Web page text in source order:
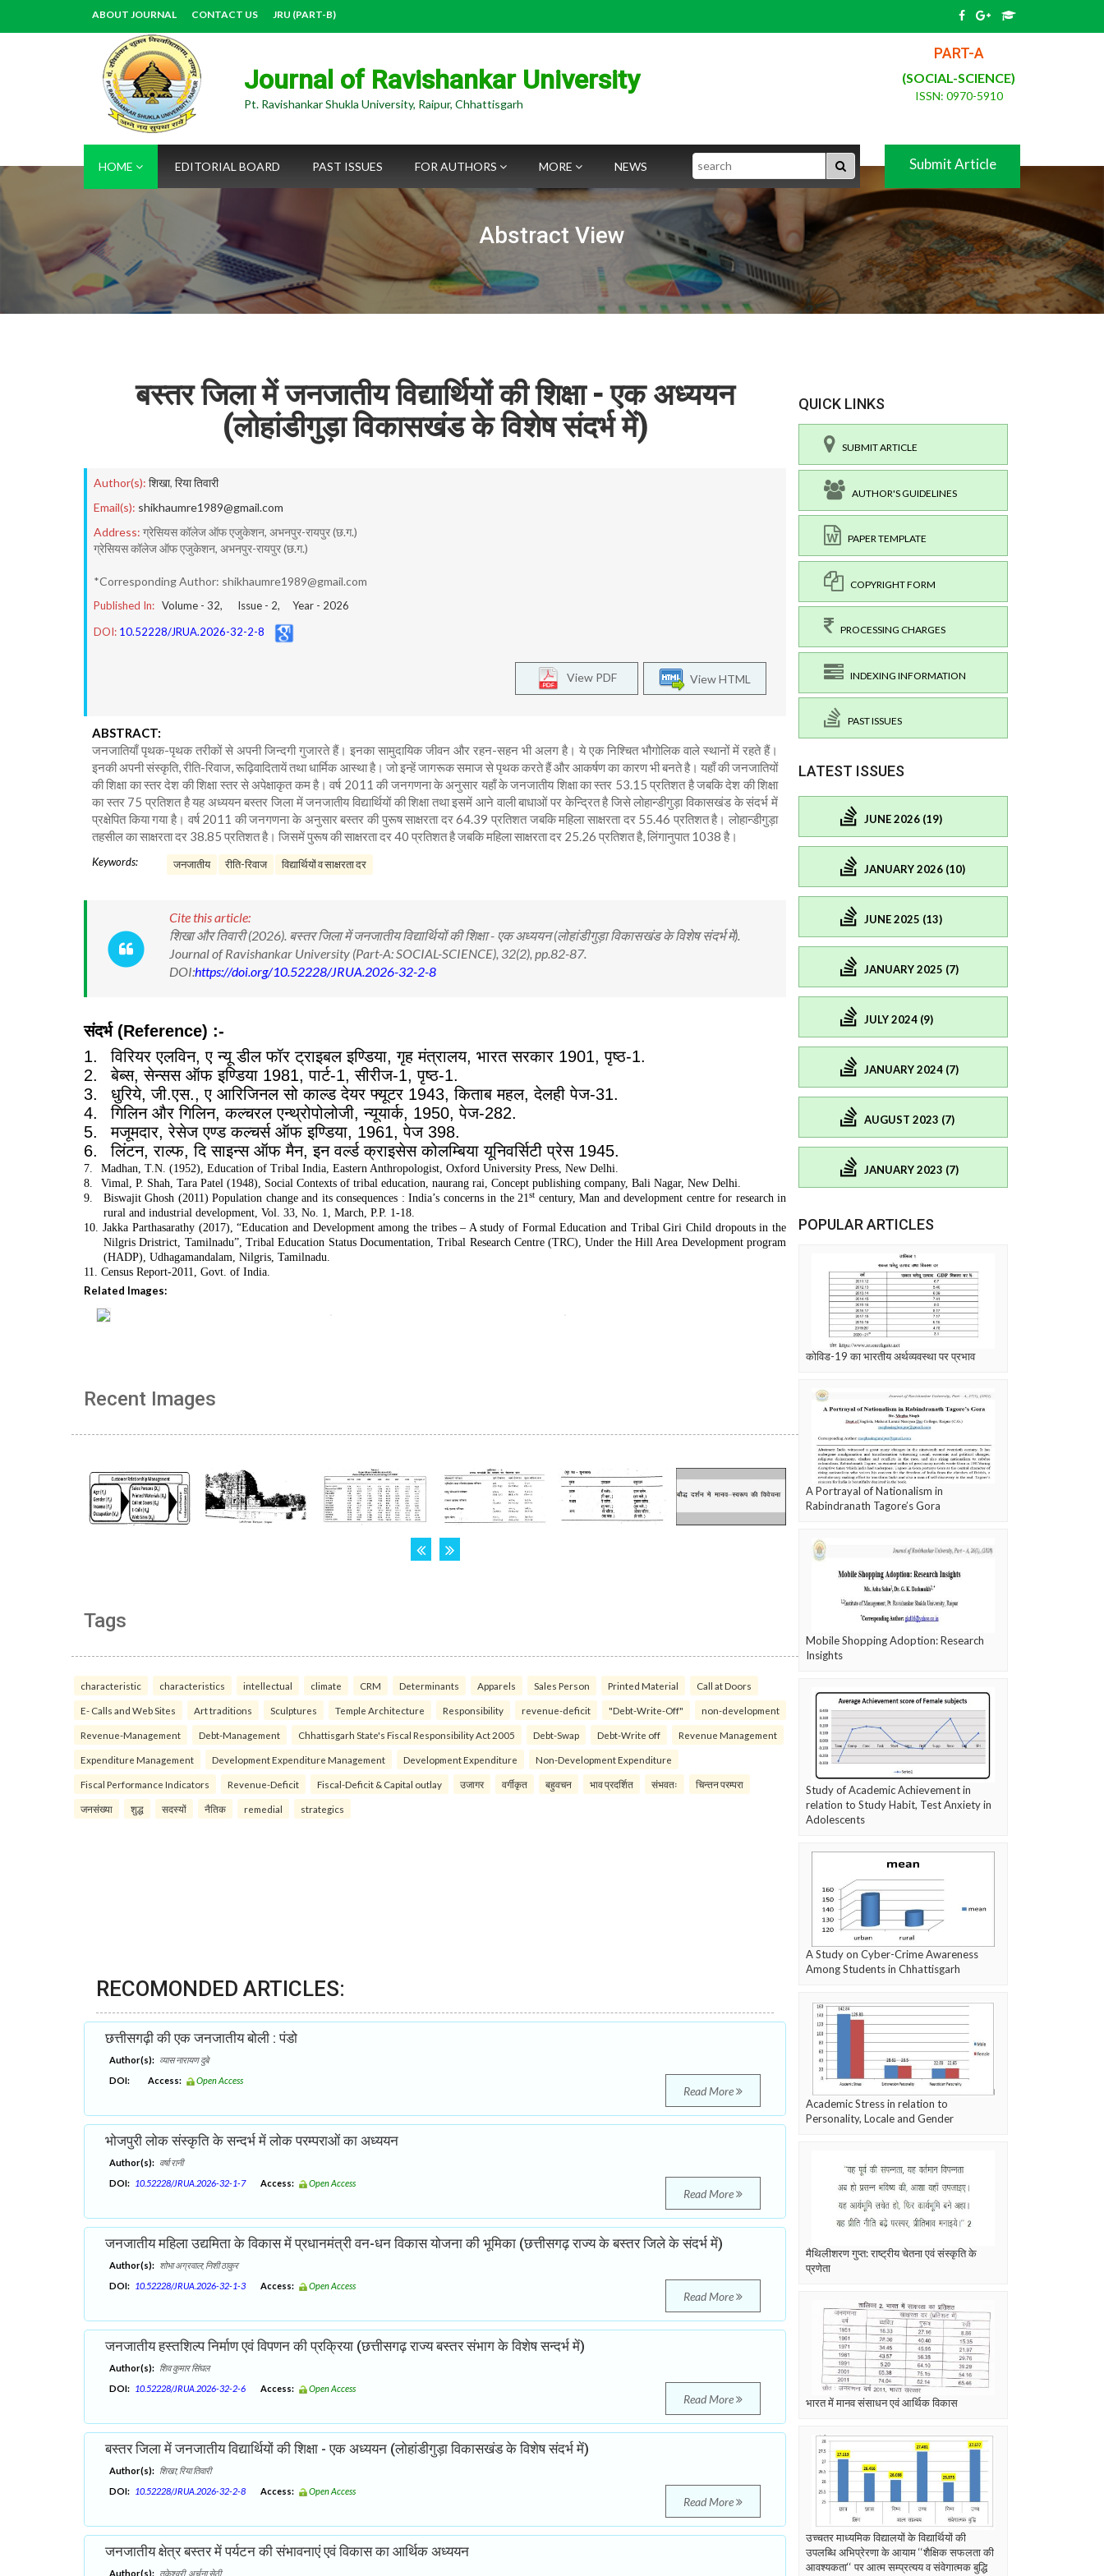
ABOUT JOURNAL CONTACT US JRU (PART-B)
Journal of Ravishankar University
Pt. Ravishankar Shukla University, Raipur, Chhattisgarh
PART-A
(SOCIAL-SCIENCE)
ISSN: 0970-5910
Abstract View
HOME EDITORIAL BOARD PAST ISSUES FOR AUTHORS MORE NEWS Search Submit Article
बस्तर जिला में जनजातीय विद्यार्थियों की शिक्षा - एक अध्ययन
(लोहांडीगुड़ा विकासखंड के विशेष संदर्भ में)
Author(s): शिखा, रिया तिवारी
Email(s): shikhaumre1989@gmail.com
Address: ग्रेसियस कॉलेज ऑफ एजुकेशन, अभनपुर-रायपुर (छ.ग.)
ग्रेसियस कॉलेज ऑफ एजुकेशन, अभनपुर-रायपुर (छ.ग.)
*Corresponding Author: shikhaumre1989@gmail.com
Published In: Volume - 32, Issue - 2, Year - 2026
DOI: 10.52228/JRUA.2026-32-2-8
View HTML
View PDF
ABSTRACT:
जनजातियाँ पृथक-पृथक तरीकों से अपनी जिन्दगी गुजारते हैं। इनका सामुदायिक जीवन और रहन-सहन भी अलग है। ये एक निश्चित भौगोलिक वाले स्थानों में रहते हैं।
इनकी अपनी संस्कृति, रीति-रिवाज, रूढ़िवादितायें तथा धार्मिक आस्था है। जो इन्हें जागरूक समाज से पृथक करते हैं और आकर्षण का कारण भी बनते है। यहाँ की जनजातियों
की शिक्षा का स्तर देश की शिक्षा स्तर से अपेक्षाकृत कम है। वर्ष 2011 की जनगणना के अनुसार यहाँ के जनजातीय शिक्षा का स्तर 53.15 प्रतिशत है जबकि देश की शिक्षा
का स्तर 75 प्रतिशत है यह अध्ययन बस्तर जिला में जनजातीय विद्यार्थियों की शिक्षा तथा इसमें आने वाली बाधाओं पर केन्द्रित है जिसे लोहान्डीगुड़ा विकासखंड के संदर्भ में
प्रक्षेपित किया गया है। वर्ष 2011 की जनगणना के अनुसार बस्तर की पुरूष साक्षरता दर 64.39 प्रतिशत जबकि महिला साक्षरता दर 55.46 प्रतिशत है। लोहान्डीगुड़ा
तहसील का साक्षरता दर 38.85 प्रतिशत है। जिसमें पुरूष की साक्षरता दर 40 प्रतिशत है जबकि महिला साक्षरता दर 25.26 प्रतिशत है, लिंगानुपात 1038 है।
Keywords: जनजातीय रीति-रिवाज विद्यार्थियों व साक्षरता दर
Cite this article:
शिखा और तिवारी (2026). बस्तर जिला में जनजातीय विद्यार्थियों की शिक्षा - एक अध्ययन (लोहांडीगुड़ा विकासखंड के विशेष संदर्भ में).
Journal of Ravishankar University (Part-A: SOCIAL-SCIENCE), 32(2), pp.82-87.
DOI:https://doi.org/10.52228/JRUA.2026-32-2-8
संदर्भ(Reference) :-
1.
विरियर एलविन,ए न्यू डील फॉर ट्राइबल इण्डिया,गृह मंत्रालय, भारत सरकार 1901,पृष्ठ-1.
2.
बेब्स,सेन्सस ऑफ इण्डिया 1981,पार्ट-1,सीरीज-1,पृष्ठ-1.
3.
धुरिये,जी.एस.,ए आरिजिनल सो काल्ड देयर फ्यूटर 1943,किताब महल,देलही पेज-31.
4.
गिलिन और गिलिन,कल्चरल एन्थ्रोपोलोजी,न्यूयार्क, 1950,पेज-282.
5.
मजूमदार,रेसेज एण्ड कल्चर्स ऑफ इण्डिया, 1961,पेज 398.
6.
लिंटन,राल्फ,दि साइन्स ऑफ मैन,इन वर्ल्ड क्राइसेस कोलम्बिया यूनिवर्सिटी प्रेस 1945.
7.
Madhan, T.N. (1952), Education of Tribal India, Eastern Anthropologist, Oxford University Press, New Delhi.
8.
Vimal, P. Shah, Tara Patel (1948), Social Contexts of tribal education, naurang rai, Concept publishing company, Bali Nagar, New Delhi.
9.
Biswajit Ghosh (2011) Population change and its consequences : India’s concerns in the 21st century, Man and development centre for research in
rural and industrial development, Vol. 33, No. 1, March, P.P. 1-18.
10. Jakka Parthasarathy (2017), “Education and Development among the tribes – A study of Formal Education and Tribal Giri Child dropouts in the
Nilgris Dristrict, Tamilnadu”, Tribal Education Status Documentation, Tribal Research Centre (TRC), Under the Hill Area Development program
(HADP), Udhagamandalam, Nilgris, Tamilnadu.
11. Census Report-2011, Govt. of India.
Related Images:
Recent Images
Tags
characteristic characteristics intellectual climate CRM Determinants Apparels Sales Person Printed Material Call at Doors
E- Calls and Web Sites Art traditions Sculptures Temple Architecture Responsibility revenue-deficit "Debt-Write-Off" non-development
Revenue-Management Debt-Management Chhattisgarh State's Fiscal Responsibility Act 2005 Debt-Swap Debt-Write off Revenue Management
Expenditure Management Development Expenditure Management Development Expenditure Non-Development Expenditure
Fiscal Performance Indicators Revenue-Deficit Fiscal-Deficit & Capital outlay उजागर वर्गीकृत बहुवचन भाव प्रदर्शित संभवतः चिन्तन परम्परा
जनसंख्या शुद्ध सदस्यों नैतिक remedial strategics
RECOMONDED ARTICLES:
छत्तीसगढ़ी की एक जनजातीय बोली : पंडो
Author(s): व्यास नारायण दुबे
DOI:
Access: Open Access
Read More
भोजपुरी लोक संस्कृति के सन्दर्भ में लोक परम्पराओं का अध्ययन
Author(s): वर्षा रानी
DOI: 10.52228/JRUA.2026-32-1-7 Access: Open Access
Read More
जनजातीय महिला उद्यमिता के विकास में प्रधानमंत्री वन-धन विकास योजना की भूमिका (छत्तीसगढ़ राज्य के बस्तर जिले के संदर्भ में)
Author(s): शोभा अग्रवाल; निशी ठाकुर
DOI: 10.52228/JRUA.2026-32-1-3 Access: Open Access
Read More
जनजातीय हस्तशिल्प निर्माण एवं विपणन की प्रक्रिया (छत्तीसगढ़ राज्य बस्तर संभाग के विशेष सन्दर्भ में)
Author(s): शिव कुमार सिंघल
DOI: 10.52228/JRUA.2026-32-2-6 Access: Open Access
Read More
बस्तर जिला में जनजातीय विद्यार्थियों की शिक्षा - एक अध्ययन (लोहांडीगुड़ा विकासखंड के विशेष संदर्भ में)
Author(s): शिखा; रिया तिवारी
DOI: 10.52228/JRUA.2026-32-2-8 Access: Open Access
Read More
जनजातीय क्षेत्र बस्तर में पर्यटन की संभावनाएं एवं विकास का आर्थिक अध्ययन
Author(s): तुकेश्वरी, अर्चना सेठी
QUICK LINKS
SUBMIT ARTICLE
AUTHOR'S GUIDELINES
PAPER TEMPLATE
COPYRIGHT FORM
PROCESSING CHARGES
INDEXING INFORMATION
PAST ISSUES
LATEST ISSUES
JUNE 2026 (19)
JANUARY 2026 (10)
JUNE 2025 (13)
JANUARY 2025 (7)
JULY 2024 (9)
JANUARY 2024 (7)
AUGUST 2023 (7)
JANUARY 2023 (7)
POPULAR ARTICLES
कोविड-19 का भारतीय अर्थव्यवस्था पर प्रभाव
A Portrayal of Nationalism in
Rabindranath Tagore’s Gora
Mobile Shopping Adoption: Research
Insights
Study of Academic Achievement in
relation to Study Habit, Test Anxiety in
Adolescents
A Study on Cyber-Crime Awareness
Among Students in Chhattisgarh
Academic Stress in relation to
Personality, Locale and Gender
मैथिलीशरण गुप्त: राष्ट्रीय चेतना एवं संस्कृति के
प्रणेता
भारत में मानव संसाधन एवं आर्थिक विकास
उच्चतर माध्यमिक विद्यालयों के विद्यार्थियों की
उपलब्धि अभिप्रेरणा के आयाम ‘‘शैक्षिक सफलता की
आवश्यकता‘‘ पर आत्म सम्प्रत्यय व संवेगात्मक बुद्धि